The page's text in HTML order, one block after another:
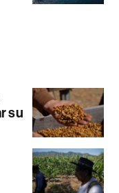
su